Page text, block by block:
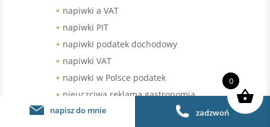
napiwki a VAT
napiwki PIT
napiwki podatek dochodowy
napiwki VAT
napiwki w Polsce podatek
nieuczciwa reklama gastronomia
nieuczciwe praktyki rynkowe
napisz do mnie zadzwoń
0